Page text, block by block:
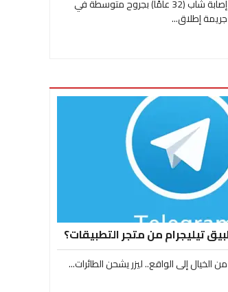
إصابة شاب (32 عامًا) بجروح متوسطة في
جريمة إطلاق...
تيليجرام من متجر التطبيقات؟
من الخيال إلى الواقع.. ليزر يشحن الطائرات...